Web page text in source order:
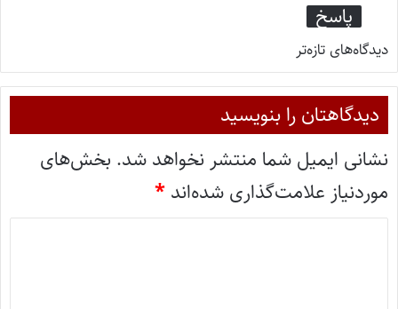
پاسخ
دیدگاه‌های تازه‌تر
دیدگاهتان را بنویسید
نشانی ایمیل شما منتشر نخواهد شد. بخش‌های
موردنیاز علامت‌گذاری شده‌اند *